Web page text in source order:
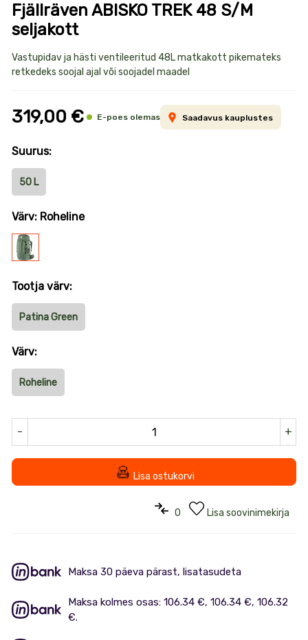
Fjällräven ABISKO TREK 48 S/M
seljakott
Toote
informatsioon
Vastupidav ja hästi ventileeritud 48L matkakott pikemateks
retkedeks soojal ajal või soojadel maadel
319,00 € E-poes olemas Saadavus kauplustes
Suurus:
50 L
Värv: Roheline
Roheline
Tootja värv:
Patina Green
Värv:
Roheline
- +
Lisa ostukorvi
0 Lisa soovinimekirja
Maksa 30 päeva pärast, lisatasudeta
Maksa kolmes osas: 106.34 €, 106.34 €, 106.32
€.